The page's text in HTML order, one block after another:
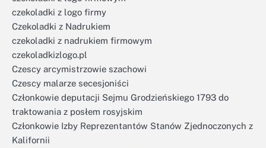
czekoladki z logo firmy
Czekoladki z Nadrukiem
czekoladki z nadrukiem firmowym
czekoladkizlogo.pl
Czescy arcymistrzowie szachowi
Czescy malarze secesjoniści
Członkowie deputacji Sejmu Grodzieńskiego 1793 do
traktowania z posłem rosyjskim
Członkowie Izby Reprezentantów Stanów Zjednoczonych z
Kalifornii